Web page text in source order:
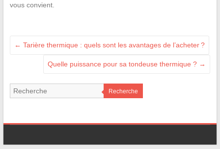
vous convient.
← Tarière thermique : quels sont les avantages de l’acheter ?
Quelle puissance pour sa tondeuse thermique ? →
Recherche